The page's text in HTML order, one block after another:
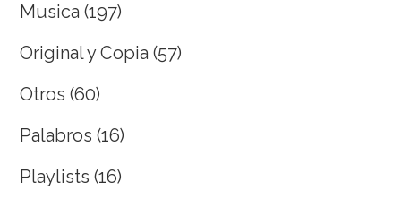
Musica (197)
Original y Copia (57)
Otros (60)
Palabros (16)
Playlists (16)